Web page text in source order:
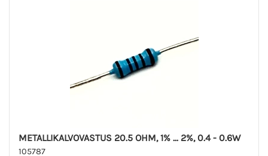
METALLIKALVOVASTUS 20.5 OHM, 1% ... 2%, 0.4 - 0.6W
105787